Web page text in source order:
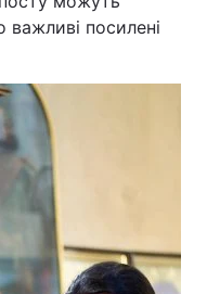
важливі посилені